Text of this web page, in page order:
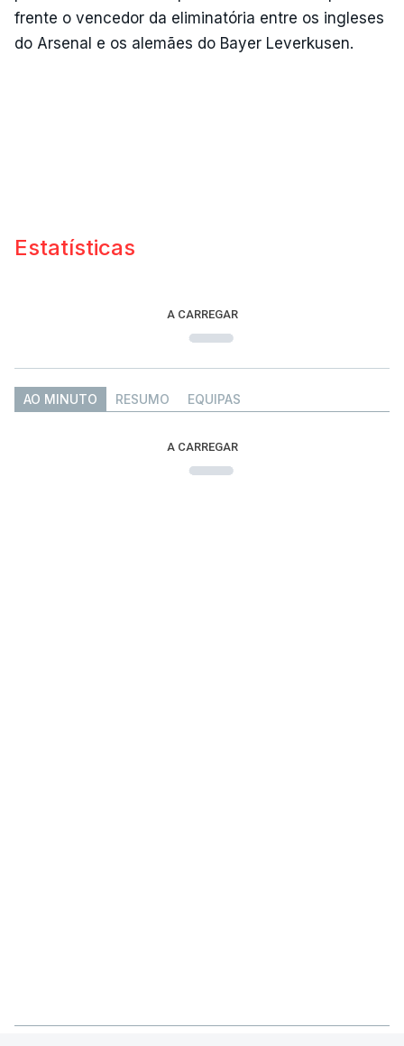
frente o vencedor da eliminatória entre os ingleses
do Arsenal e os alemães do Bayer Leverkusen.
Estatísticas
A CARREGAR
AO MINUTO RESUMO EQUIPAS
A CARREGAR